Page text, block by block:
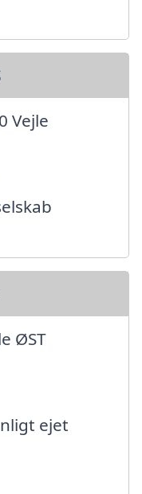
Vejle
ØST
ejet